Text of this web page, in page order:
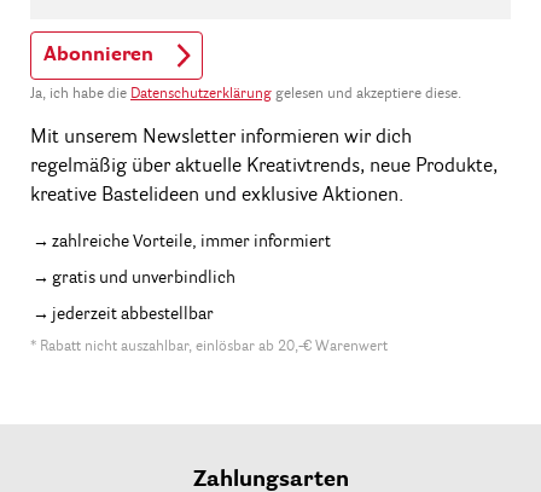
Abonnieren
Ja, ich habe die Datenschutzerklärung gelesen und akzeptiere diese.
Mit unserem Newsletter informieren wir dich
regelmäßig über aktuelle Kreativtrends, neue Produkte,
kreative Bastelideen und exklusive Aktionen.
zahlreiche Vorteile, immer informiert
gratis und unverbindlich
jederzeit abbestellbar
* Rabatt nicht auszahlbar, einlösbar ab 20,-€ Warenwert
Zahlungsarten